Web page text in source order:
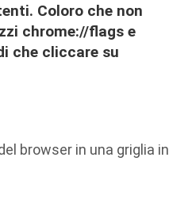
Coloro che non
chrome://flags e
che cliccare su
browser in una griglia in